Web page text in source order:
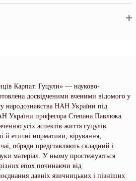
Карпат. Гуцули» — науково-
досвідченими вченими відомого у
народознавства НАН України під
України професора Степана Павлюка.
усіх аспектів життя гуцулів.
й етичні нормативи, вірування,
обряди представляють складний і
матеріал. У ньому простежуються
епох починаючи від
давніх язичницьких і пізніших